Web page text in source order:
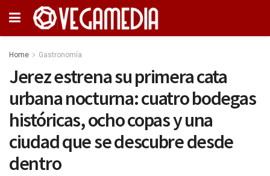
Home Gastronomía
Jerez estrena su primera cata
urbana nocturna: cuatro bodegas
históricas, ocho copas y una
ciudad que se descubre desde
dentro